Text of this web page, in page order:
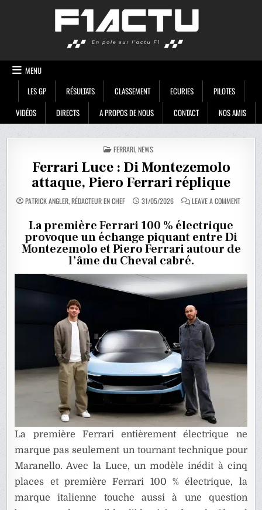
MENU
LES GP
RÉSULTATS CLASSEMENT ECURIES
PILOTES
VIDÉOS
DIRECTS A PROPOS DE NOUS CONTACT NOS AMIS
POSTED
IN
FERRARI,NEWS
Ferrari Luce : Di Montezemolo
attaque, Piero Ferrari réplique
PATRICK ANGLER, RÉDACTEUR EN CHEF 31/05/2026 LEAVE A COMMENTON
FERRARI
PIERO
La première Ferrari 100 % électrique
provoque un échange piquant entre Di
Montezemolo et Piero Ferrari autour de
l’âme du Cheval cabré.
La première Ferrari entièrement électrique ne
marque pas seulement un tournant technique pour
Maranello. Avec la Luce, un modèle inédit à cinq
places et première Ferrari 100 % électrique, la
marque italienne touche aussi à une question